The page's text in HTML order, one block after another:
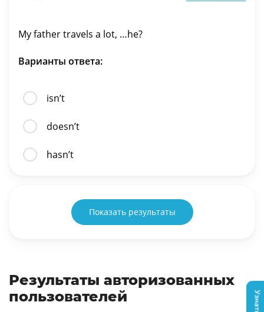
My father travels a lot, …he?
Варианты ответа:
isn’t
doesn’t
hasn’t
Показать результаты
Результаты авторизованных
пользователей